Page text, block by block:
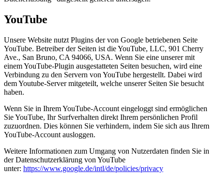
YouTube
Unsere Website nutzt Plugins der von Google betriebenen Seite
YouTube. Betreiber der Seiten ist die YouTube, LLC, 901 Cherry
Ave., San Bruno, CA 94066, USA. Wenn Sie eine unserer mit
einem YouTube-Plugin ausgestatteten Seiten besuchen, wird eine
Verbindung zu den Servern von YouTube hergestellt. Dabei wird
dem Youtube-Server mitgeteilt, welche unserer Seiten Sie besucht
haben.
Wenn Sie in Ihrem YouTube-Account eingeloggt sind ermöglichen
Sie YouTube, Ihr Surfverhalten direkt Ihrem persönlichen Profil
zuzuordnen. Dies können Sie verhindern, indem Sie sich aus Ihrem
YouTube-Account ausloggen.
Weitere Informationen zum Umgang von Nutzerdaten finden Sie in
der Datenschutzerklärung von YouTube
unter: https://www.google.de/intl/de/policies/privacy